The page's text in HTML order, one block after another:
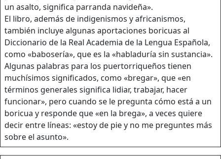
un asalto, significa parranda navideña».
El libro, además de indigenismos y africanismos,
también incluye algunas aportaciones boricuas al
Diccionario de la Real Academia de la Lengua Española,
como «babosería», que es la «habladuría sin sustancia».
Algunas palabras para los puertorriqueños tienen
muchísimos significados, como «bregar», que «en
términos generales significa lidiar, trabajar, hacer
funcionar», pero cuando se le pregunta cómo está a un
boricua y responde que «en la brega», a veces quiere
decir entre líneas: «estoy de pie y no me preguntes más
sobre el asunto».